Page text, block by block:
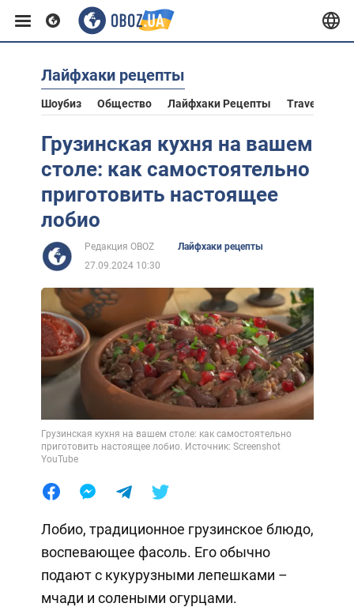
Европа
США
Азия
Африка
Жизнь
Лайфхаки
Лайфхаки рецепты
Шоубиз Общество Лайфхаки Рецепты Travel
Грузинская кухня на вашем
столе: как самостоятельно
приготовить настоящее
лобио
Редакция OBOZ
Лайфхаки рецепты
27.09.2024 10:30
Грузинская кухня на вашем столе: как самостоятельно
приготовить настоящее лобио. Источник: Screenshot
YouTube
Лобио, традиционное грузинское блюдо,
воспевающее фасоль. Его обычно
подают с кукурузными лепешками –
мчади и солеными огурцами.